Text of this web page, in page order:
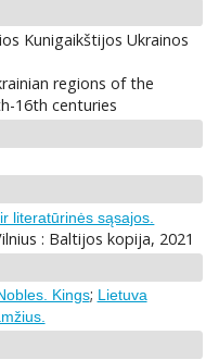
Kunigaikštijos Ukrainos
regions of the
16th centuries
literatūrinės sąsajos.
: Baltijos kopija, 2021
Kings; Lietuva